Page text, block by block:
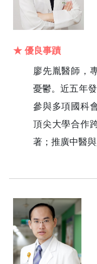
★ 優良事蹟
廖先胤醫師，
憂鬱。近五年
參與多項國科
頂尖大學合作
著；推廣中醫